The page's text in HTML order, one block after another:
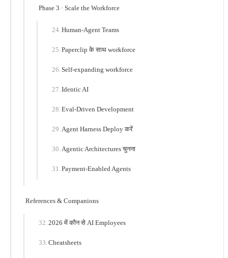
Phase 3 · Scale the Workforce
Human-Agent Teams
Paperclip के साथ workforce
Self-expanding workforce
Identic AI
Eval-Driven Development
Agent Harness Deploy करें
Agentic Architectures चुनना
Payment-Enabled Agents
References & Companions
2026 में कौन से AI Employees
Cheatsheets